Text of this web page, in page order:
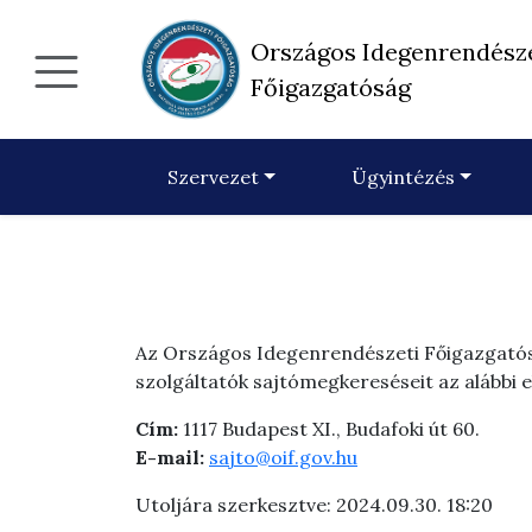
Országos
Főigazgatóság
Szervezet Ügyintézés
Az Országos Idegenrendészeti
szolgáltatók sajtómegkereséseit az alábbi
Cím: 1117 Budapest XI., Budafoki út 60.
E-mail: sajto@oif.gov.hu
Utoljára szerkesztve: 2024.09.30. 18:20